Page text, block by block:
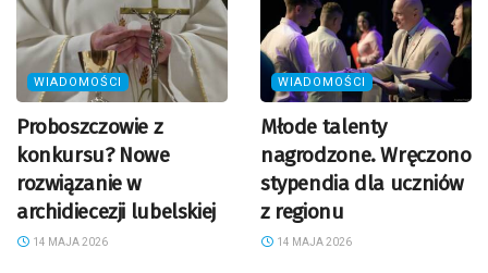
WIADOMOŚCI
Proboszczowie z
konkursu? Nowe
rozwiązanie w
archidiecezji lubelskiej
14 MAJA 2026
WIADOMOŚCI
Młode talenty
nagrodzone. Wręczono
stypendia dla uczniów
z regionu
14 MAJA 2026